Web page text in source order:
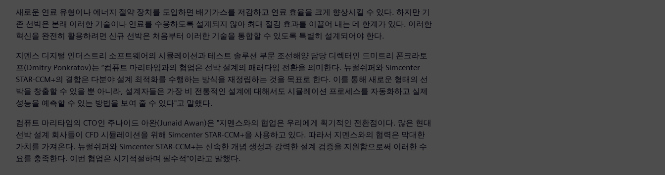
새로운 연료 유형이나 에너지 절약 장치를 도입하면 배기가스를 저감하고 연료 효율을 크게 향상시킬 수 있다. 하지만 기
존 선박은 본래 이러한 기술이나 연료를 수용하도록 설계되지 않아 최대 절감 효과를 이끌어 내는 데 한계가 있다. 이러한
혁신을 완전히 활용하려면 신규 선박은 처음부터 이러한 기술을 통합할 수 있도록 특별히 설계되어야 한다.
지멘스 디지털 인더스트리 소프트웨어의 시뮬레이션과 테스트 솔루션 부문 조선해양 담당 디렉터인 드미트리 폰크라토
프(Dmitry Ponkratov)는 “컴퓨트 마리타임과의 협업은 선박 설계의 패러다임 전환을 의미한다. 뉴럴쉬퍼와 Simcenter
STAR-CCM+의 결합은 다분야 설계 최적화를 수행하는 방식을 재정립하는 것을 목표로 한다. 이를 통해 새로운 형태의 선
박을 창출할 수 있을 뿐 아니라, 설계자들은 가장 비 전통적인 설계에 대해서도 시뮬레이션 프로세스를 자동화하고 실제
성능을 예측할 수 있는 방법을 보여 줄 수 있다"고 말했다.
컴퓨트 마리타임의 CTO인 주나이드 아완(Junaid Awan)은 "지멘스와의 협업은 우리에게 획기적인 전환점이다. 많은 현대
선박 설계 회사들이 CFD 시뮬레이션을 위해 Simcenter STAR-CCM+을 사용하고 있다. 따라서 지멘스와의 협력은 막대한
가치를 가져온다. 뉴럴쉬퍼와 Simcenter STAR-CCM+는 신속한 개념 생성과 강력한 설계 검증을 지원함으로써 이러한 수
요를 충족한다. 이번 협업은 시기적절하며 필수적”이라고 말했다.